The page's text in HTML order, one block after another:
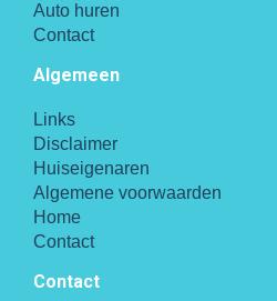
Auto huren
Contact
Algemeen
Links
Disclaimer
Huiseigenaren
Algemene voorwaarden
Home
Contact
Contact